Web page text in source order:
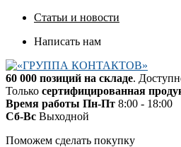
Статьи и новости
Написать нам
60 000 позиций на складе.
Только сертифицированная
Время работы Пн-Пт 8:00 - 18:00
Сб-Вс Выходной
Поможем сделать покупку